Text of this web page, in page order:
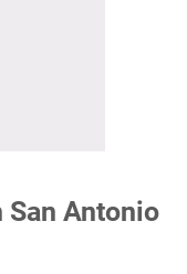
San Antonio